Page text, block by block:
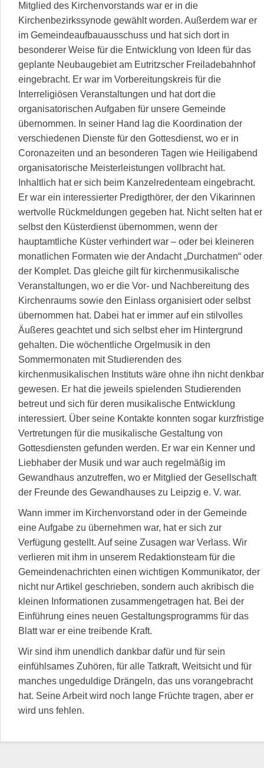
Mitglied des Kirchenvorstands war er in die
Kirchenbezirkssynode gewählt worden. Außerdem war er
im Gemeindeaufbauausschuss und hat sich dort in
besonderer Weise für die Entwicklung von Ideen für das
geplante Neubaugebiet am Eutritzscher Freiladebahnhof
eingebracht. Er war im Vorbereitungskreis für die
Interreligiösen Veranstaltungen und hat dort die
organisatorischen Aufgaben für unsere Gemeinde
übernommen. In seiner Hand lag die Koordination der
verschiedenen Dienste für den Gottesdienst, wo er in
Coronazeiten und an besonderen Tagen wie Heiligabend
organisatorische Meisterleistungen vollbracht hat.
Inhaltlich hat er sich beim Kanzelredenteam eingebracht.
Er war ein interessierter Predigthörer, der den Vikarinnen
wertvolle Rückmeldungen gegeben hat. Nicht selten hat er
selbst den Küsterdienst übernommen, wenn der
hauptamtliche Küster verhindert war – oder bei kleineren
monatlichen Formaten wie der Andacht „Durchatmen“ oder
der Komplet. Das gleiche gilt für kirchenmusikalische
Veranstaltungen, wo er die Vor- und Nachbereitung des
Kirchenraums sowie den Einlass organisiert oder selbst
übernommen hat. Dabei hat er immer auf ein stilvolles
Äußeres geachtet und sich selbst eher im Hintergrund
gehalten. Die wöchentliche Orgelmusik in den
Sommermonaten mit Studierenden des
kirchenmusikalischen Instituts wäre ohne ihn nicht denkbar
gewesen. Er hat die jeweils spielenden Studierenden
betreut und sich für deren musikalische Entwicklung
interessiert. Über seine Kontakte konnten sogar kurzfristige
Vertretungen für die musikalische Gestaltung von
Gottesdiensten gefunden werden. Er war ein Kenner und
Liebhaber der Musik und war auch regelmäßig im
Gewandhaus anzutreffen, wo er Mitglied der Gesellschaft
der Freunde des Gewandhauses zu Leipzig e. V. war.
Wann immer im Kirchenvorstand oder in der Gemeinde
eine Aufgabe zu übernehmen war, hat er sich zur
Verfügung gestellt. Auf seine Zusagen war Verlass. Wir
verlieren mit ihm in unserem Redaktionsteam für die
Gemeindenachrichten einen wichtigen Kommunikator, der
nicht nur Artikel geschrieben, sondern auch akribisch die
kleinen Informationen zusammengetragen hat. Bei der
Einführung eines neuen Gestaltungsprogramms für das
Blatt war er eine treibende Kraft.
Wir sind ihm unendlich dankbar dafür und für sein
einfühlsames Zuhören, für alle Tatkraft, Weitsicht und für
manches ungeduldige Drängeln, das uns vorangebracht
hat. Seine Arbeit wird noch lange Früchte tragen, aber er
wird uns fehlen.